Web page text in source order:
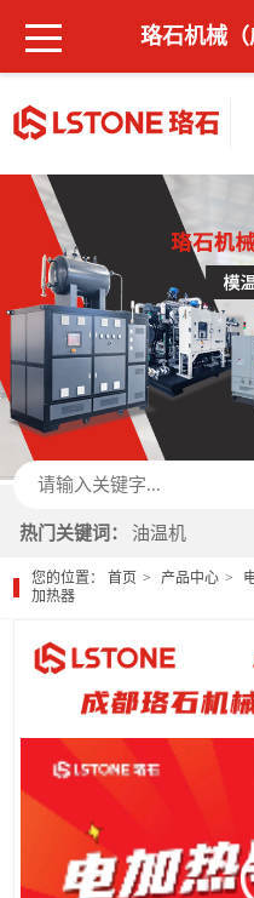
珞石机械（
热门关键词： 油温机
您的位置：首页 产品中心
加热器